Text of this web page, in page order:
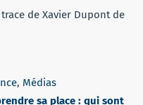
de Xavier Dupont de
, Médias
sa place : qui sont